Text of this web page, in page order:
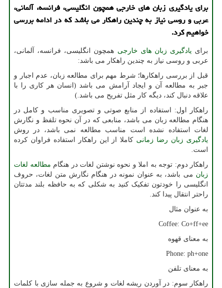
برای یادگیری زبان های خارجی همچون انگلیسی، فرانسه، آلمانی،
عربی و روسی نیاز به چندین راهکار می باشد که در ادامه بررسی
خواهیم کرد.
برای یادگیری زبان های خارجی همچون انگلیسی، فرانسه، آلمانی،
عربی و روسی نیاز به چندین راهکار می باشد:
قبل از بررسی راهکارها؛ شرط مهم برای مطالعه زبان، عدم اجبار و
جبر به مطالعه آن و ایجاد آرامش می باشد (انسان هر کاری را با
علاقه دنبال کند، دیگه کار مثل تفریح می باشد.)
راهکار اول: استفاده از منابع صوتی و تصویری مناسب و کامل در
هنگام مطالعه زبان می باشد، منابعی که در آن نحوه تلفظ و نگارش
لغات استفاده نشده است مناسب مطالعه نمی باشد، در روش
یادگیری زبان رضا زمانی کاملا از این راهکار استفاده فراوان کرده
است.
راهکار دوم: توجه به املا و نحوه نوشتن لغات در هنگام مطالعه لغات
زبان می باشد، به عنوان نمونه در هنگام نگارش متن لغات، حروف
انگلیسی را خودتون تفکیک کنید به شکلی که به حافظه بلند مدتتان
راحتر انتقال پیدا کند.
به عنوان مثال
Coffee: Co+ff+ee
به معنای قهوه
Phone: ph+one
به معنای تلفن
راهکار سوم: در آوردن ریشه لغات و شروع به جمله سازی با کلمات